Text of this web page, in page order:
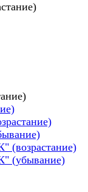
(возрастание)
(убывание)